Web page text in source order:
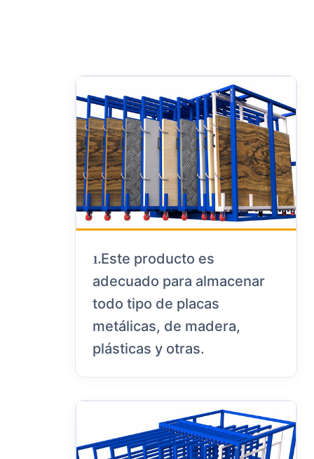
1.Este producto es
adecuado para almacenar
todo tipo de placas
metálicas, de madera,
plásticas y otras.